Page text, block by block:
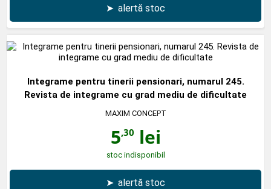
➤ alertă stoc
Integrame pentru tinerii pensionari, numarul 245.
Revista de integrame cu grad mediu de dificultate
MAXIM CONCEPT
5,30 lei
stoc indisponibil
➤ alertă stoc